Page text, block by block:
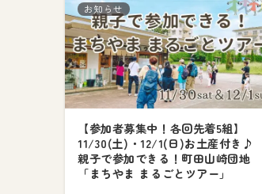
お知らせ
【参加者募集中！各回先着5組】
11/30(土)・12/1(日)お土産付き♪
親子で参加できる！町田山崎団地
「まちやま まるごとツアー」